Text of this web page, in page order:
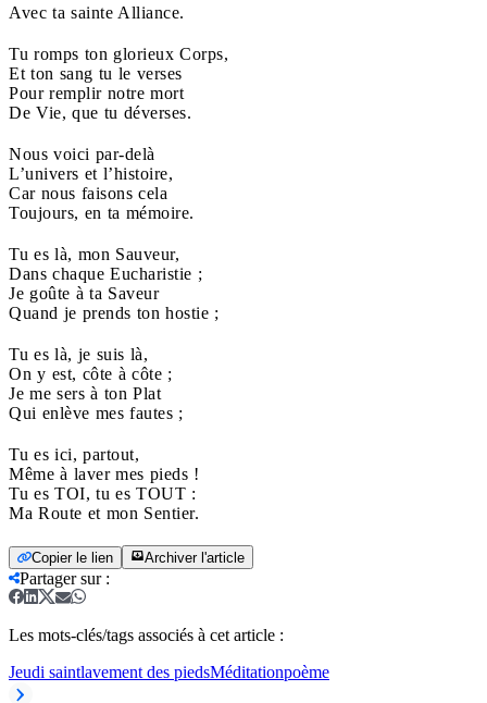
Avec ta sainte Alliance.
Tu romps ton glorieux Corps,
Et ton sang tu le verses
Pour remplir notre mort
De Vie, que tu déverses.
Nous voici par-delà
L’univers et l’histoire,
Car nous faisons cela
Toujours, en ta mémoire.
Tu es là, mon Sauveur,
Dans chaque Eucharistie ;
Je goûte à ta Saveur
Quand je prends ton hostie ;
Tu es là, je suis là,
On y est, côte à côte ;
Je me sers à ton Plat
Qui enlève mes fautes ;
Tu es ici, partout,
Même à laver mes pieds !
Tu es TOI, tu es TOUT :
Ma Route et mon Sentier.
Copier le lien Archiver l'article
Partager sur:
Les mots-clés/tags associés à cet article :
Jeudi saintlavement des piedsMéditationpoème